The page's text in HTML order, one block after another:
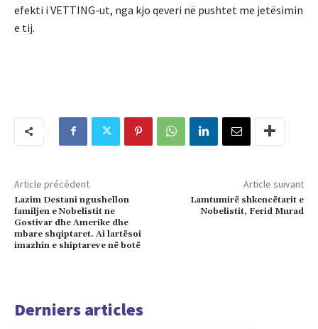
efekti i VETTING-ut, nga kjo qeveri në pushtet me jetësimin
e tij.
Article précédent
Lazim Destani ngushellon
familjen e Nobelistit ne
Gostivar dhe Amerike dhe
mbare shqiptaret. Ai lartësoi
imazhin e shiptareve në botë
Article suivant
Lamtumirë shkencëtarit e
Nobelistit, Ferid Murad
Derniers articles